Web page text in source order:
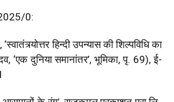
0:
हिन्दी उपन्यास की शिल्पविधि का
‘एक दुनिया समानांतर’, भूमिका, पृ. 69), ई-